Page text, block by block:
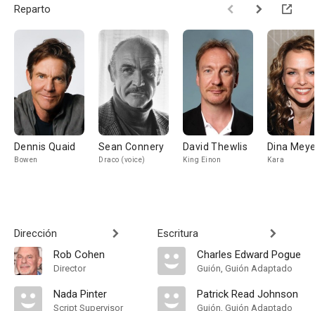
Reparto
Dennis Quaid
Bowen
Sean Connery
Draco (voice)
David Thewlis
King Einon
Dina
Kara
Dirección
Rob Cohen
Director
Nada Pinter
Script Supervisor
Escritura
Charles Edward Pogue
Guión, Guión Adaptado
Patrick Read Johnson
Guión, Guión Adaptado